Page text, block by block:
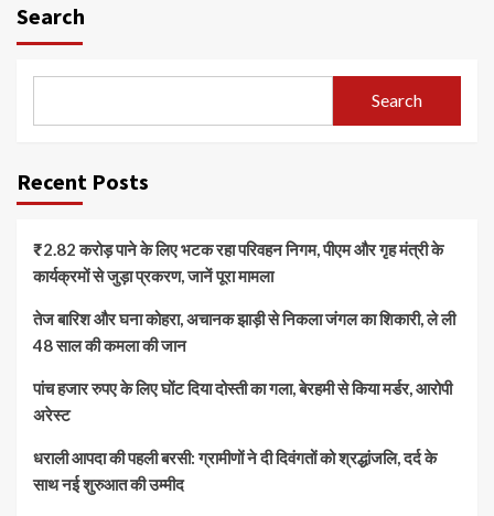
Search
Search
Recent Posts
₹2.82 करोड़ पाने के लिए भटक रहा परिवहन निगम, पीएम और गृह मंत्री के
कार्यक्रमों से जुड़ा प्रकरण, जानें पूरा मामला
तेज बारिश और घना कोहरा, अचानक झाड़ी से निकला जंगल का शिकारी, ले ली
48 साल की कमला की जान
पांच हजार रुपए के लिए घोंट दिया दोस्ती का गला, बेरहमी से किया मर्डर, आरोपी
अरेस्ट
धराली आपदा की पहली बरसी: ग्रामीणों ने दी दिवंगतों को श्रद्धांजलि, दर्द के
साथ नई शुरुआत की उम्मीद